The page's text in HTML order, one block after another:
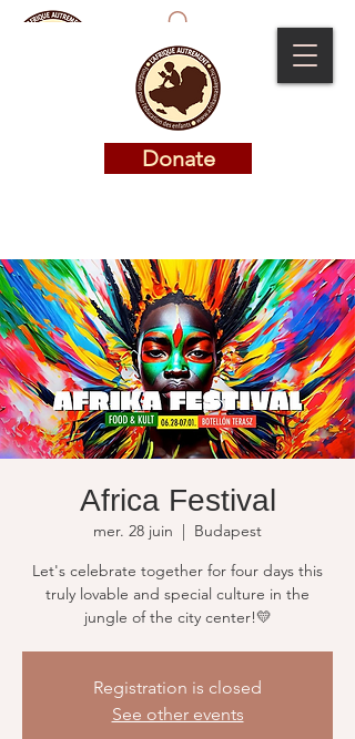
Donate
Donate
Africa Festival
mer. 28 juin
  |
Budapest
Let's celebrate together for four days this
truly lovable and special culture in the
jungle of the city center!💛
Registration is closed
See other events